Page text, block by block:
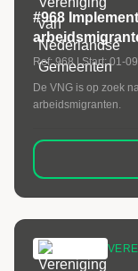
#968
Ref:968| Start:01-
De VNG is op zoek
arbeidsmigranten.